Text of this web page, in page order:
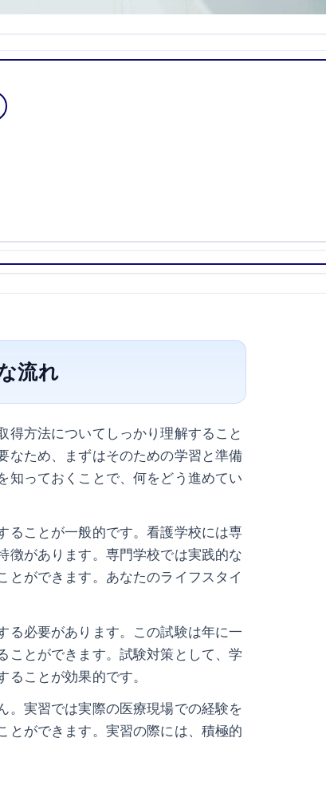
流れ
方法についてしっかり理解すること
なため、まずはそのための学習と準備
知っておくことで、何をどう進めてい
ることが一般的です。看護学校には専
徴があります。専門学校では実践的な
ができます。あなたのライフスタイ
る必要があります。この試験は年に一
ことができます。試験対策として、学
ことが効果的です。
。実習では実際の医療現場での経験を
とができます。実習の際には、積極的